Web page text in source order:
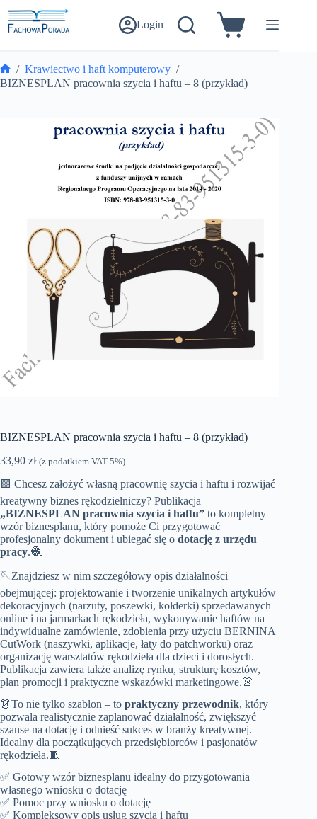
do
treści
Login Koszyk
Strona
/ Krawiectwo i haft komputerowy /
BIZNESPLAN pracownia szycia i haftu – 8 (przykład)
BIZNESPLAN pracownia szycia i haftu – 8 (przykład)
33,90 zł (z podatkiem VAT 5%)
🟩 Chcesz założyć własną pracownię szycia i haftu i rozwijać
kreatywny biznes rękodzielniczy? Publikacja
„BIZNESPLAN pracownia szycia i haftu” to kompletny
wzór biznesplanu, który pomoże Ci przygotować
profesjonalny dokument i ubiegać się o dotację z urzędu
pracy.🧶
🪡Znajdziesz w nim szczegółowy opis działalności
obejmującej: projektowanie i tworzenie unikalnych artykułów
dekoracyjnych (narzuty, poszewki, kołderki) sprzedawanych
online i na jarmarkach rękodzieła, wykonywanie haftów na
indywidualne zamówienie, zdobienia przy użyciu BERNINA
CutWork (naszywki, aplikacje, łaty do patchworku) oraz
organizację warsztatów rękodzieła dla dzieci i dorosłych.
Publikacja zawiera także analizę rynku, strukturę kosztów,
plan promocji i praktyczne wskazówki marketingowe.👚
👗To nie tylko szablon – to praktyczny przewodnik, który
pozwala realistycznie zaplanować działalność, zwiększyć
szanse na dotację i odnieść sukces w branży kreatywnej.
Idealny dla początkujących przedsiębiorców i pasjonatów
rękodzieła.🧵
✅ Gotowy wzór biznesplanu idealny do przygotowania
własnego wniosku o dotację
✅ Pomoc przy wniosku o dotację
✅ Kompleksowy opis usług szycia i haftu